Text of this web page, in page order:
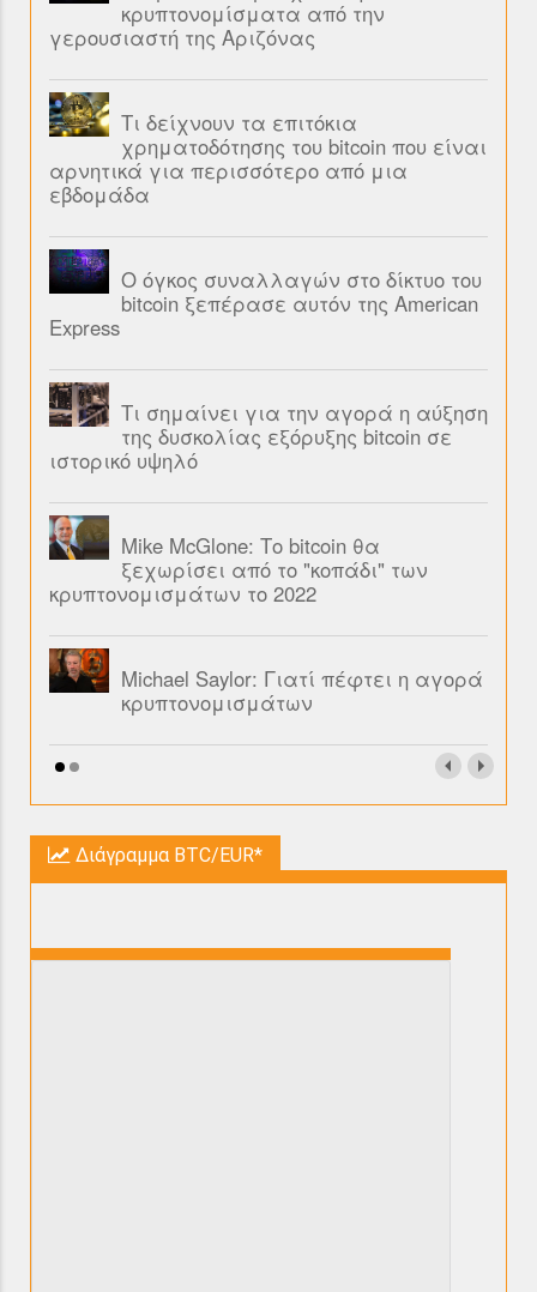
κρυπτονομίσματα από την
γερουσιαστή της Αριζόνας
Τι δείχνουν τα επιτόκια
χρηματοδότησης του bitcoin που είναι
αρνητικά για περισσότερο από μια
εβδομάδα
Ο όγκος συναλλαγών στο δίκτυο του
bitcoin ξεπέρασε αυτόν της American
Express
Τι σημαίνει για την αγορά η αύξηση
της δυσκολίας εξόρυξης bitcoin σε
ιστορικό υψηλό
Mike McGlone: Το bitcoin θα
ξεχωρίσει από το "κοπάδι" των
κρυπτονομισμάτων το 2022
Michael Saylor: Γιατί πέφτει η αγορά
κρυπτονομισμάτων
Διάγραμμα BTC/EUR*